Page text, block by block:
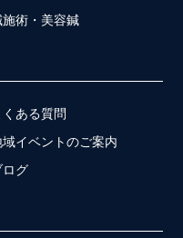
施術・美容鍼
くある質問
域イベントのご案内
ログ